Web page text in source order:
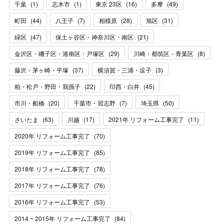
千葉 (1) 志木市 (1) 東京 23区 (16) 多摩 (49)
町田 (44) 八王子 (7) 相模原 (28) 旭区 (31)
緑区 (47) 保土ヶ谷区・神奈川区・南区 (21)
金沢区・磯子区・港南区・戸塚区 (29) 川崎・都筑区・青葉区 (8)
藤沢・茅ヶ崎・平塚 (37) 横須賀・三浦・逗子 (3)
柏・松戸・野田・我孫子 (22) 印西・白井 (45)
市川・船橋 (20) 千葉市・習志野 (7) 埼玉県 (50)
さいたま
(63) 川越 (17) 2021年 リフォーム工事完了 (11)
2020年 リフォーム工事完了
(70)
2019年 リフォーム工事完了
(85)
2018年 リフォーム工事完了
(78)
2017年 リフォーム工事完了
(76)
2016年 リフォーム工事完了
(53)
2014 ~ 2015年 リフォーム工事完了
(84)